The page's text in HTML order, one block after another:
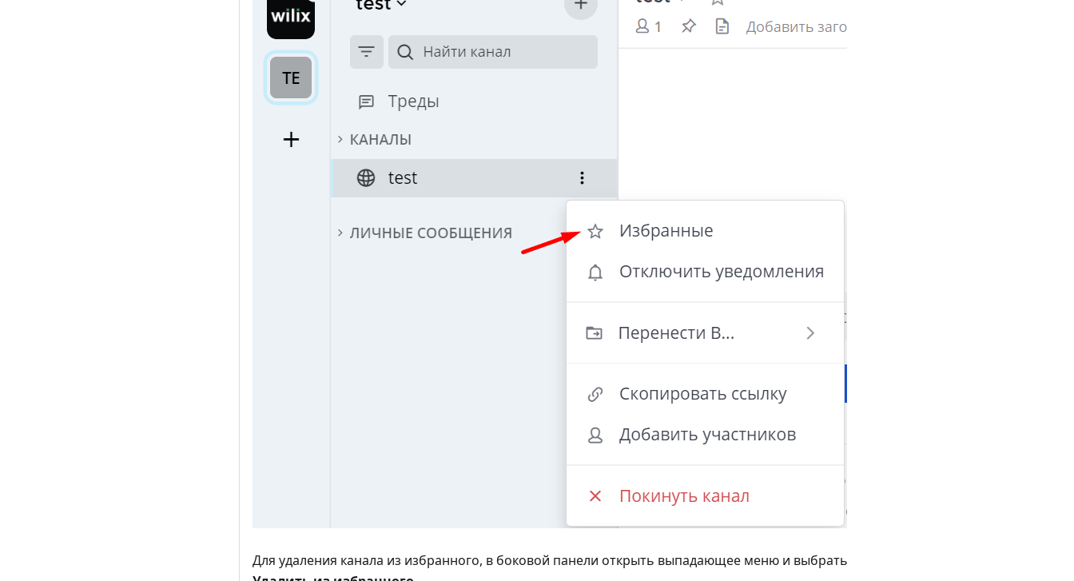
Для удаления канала из избранного, в боковой панели открыть выпадающее меню и выбрать